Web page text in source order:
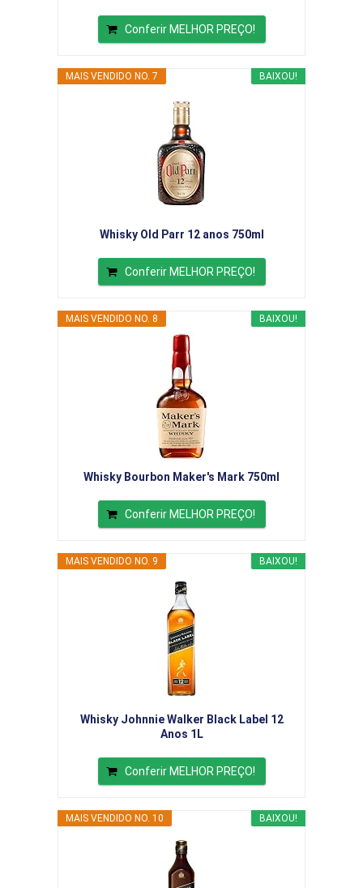
Conferir MELHOR PREÇO!
BAIXOU!
MAIS VENDIDO NO. 7
Whisky Old Parr 12 anos 750ml
Conferir MELHOR PREÇO!
BAIXOU!
MAIS VENDIDO NO. 8
Whisky Bourbon Maker's Mark 750ml
Conferir MELHOR PREÇO!
BAIXOU!
MAIS VENDIDO NO. 9
Whisky Johnnie Walker Black Label 12
Anos 1L
Conferir MELHOR PREÇO!
BAIXOU!
MAIS VENDIDO NO. 10